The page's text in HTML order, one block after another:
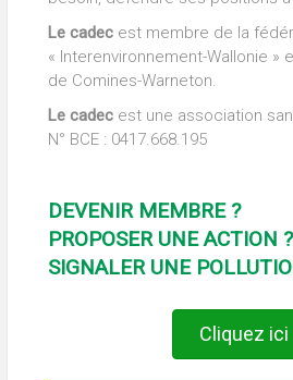
Le cadecest membre de la
« Interenvironnement-Wallonie »
de Comines-Warneton.
Le cadecest une association
N° BCE : 0417.668.195
DEVENIR MEMBRE ?
PROPOSER UNE ACTION ?
SIGNALER UNE
Cliquez ici